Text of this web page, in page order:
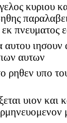
κυριου
πνευματος
αυτου ιησουν
αυτων
ρηθεν υπο
υιον και